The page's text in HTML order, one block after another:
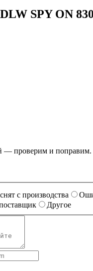
SPY ON
— проверим и поправим.
с производства
Другое